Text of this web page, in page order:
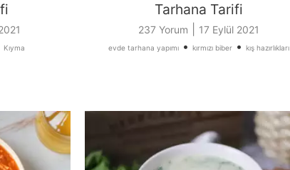
Kıyma
Tarhana Tarifi
237 Yorum 17 Eylül 2021
evde tarhana yapımı • kırmızı biber • kış hazırlıkları